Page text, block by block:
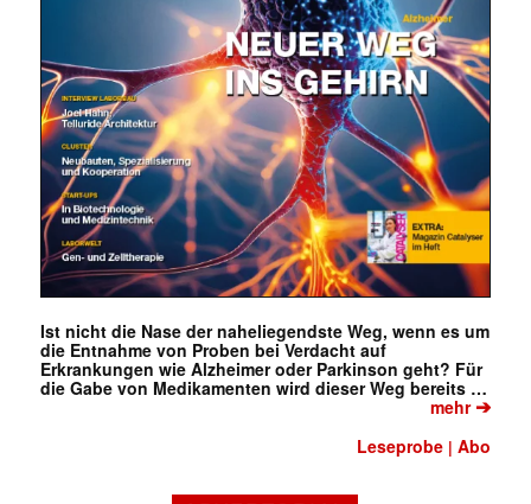
Ist nicht die Nase der naheliegendste Weg, wenn es um
die Entnahme von Proben bei Verdacht auf
Erkrankungen wie Alzheimer oder Parkinson geht? Für
die Gabe von Medikamenten wird dieser Weg bereits …
mehr➔
Leseprobe |Abo